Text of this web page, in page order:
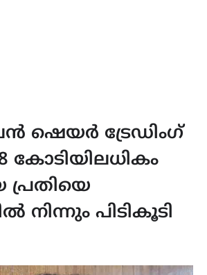
ട്രേഡിംഗ്
കോടിയിലധികം
പ്രതിയെ
നിന്നും പിടികൂടി